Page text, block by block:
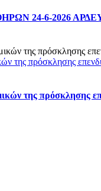
24-6-2026
της πρόσκλησης
της πρόσκλησης